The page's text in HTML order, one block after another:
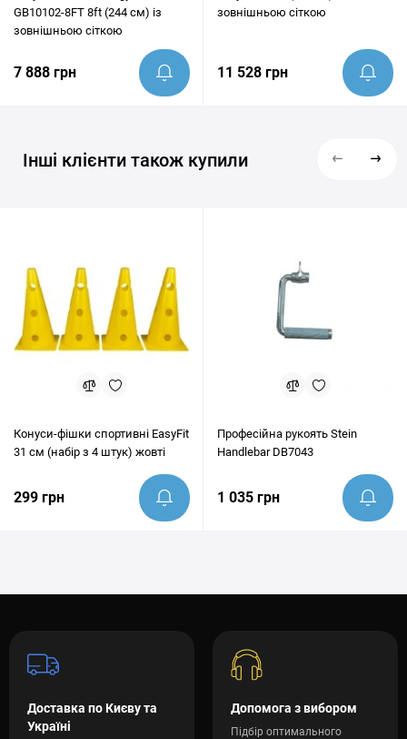
GB10102-8FT 8ft (244 см) із
зовнішньою сіткою
7 888 грн
зовнішньою сіткою
11 528 грн
Інші клієнти також купили
Конуси-фішки спортивні EasyFit
31 см (набір з 4 штук) жовті
299 грн
Професійна рукоять Stein
Handlebar DB7043
1 035 грн
Доставка по Києву та
Україні
Допомога з вибором
Підбір оптимального